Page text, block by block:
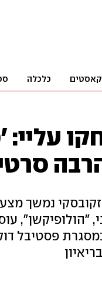
כלכלה
הרבה
נמשך
"הולופיקשן",